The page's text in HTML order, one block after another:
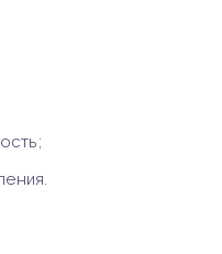
IT-технологии
Коммерция